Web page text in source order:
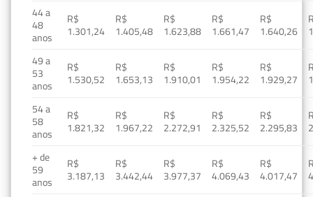
44 a
48
anos
R$
1.301,24
R$
1.405,48
R$
1.623,88
R$
1.661,47
R$
1.640,26
49 a
53
anos
R$
1.530,52
R$
1.653,13
R$
1.910,01
R$
1.954,22
R$
1.929,27
54 a
58
anos
R$
1.821,32
R$
1.967,22
R$
2.272,91
R$
2.325,52
R$
2.295,83
+ de
59
anos
R$
3.187,13
R$
3.442,44
R$
3.977,37
R$
4.069,43
R$
4.017,47